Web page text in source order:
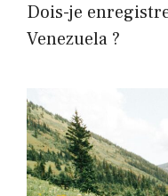
Dois-je
Venezuela ?